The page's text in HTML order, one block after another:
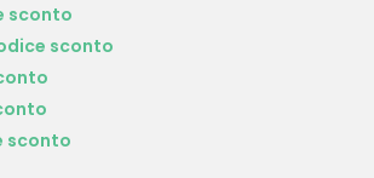
sconto
sconto
sconto